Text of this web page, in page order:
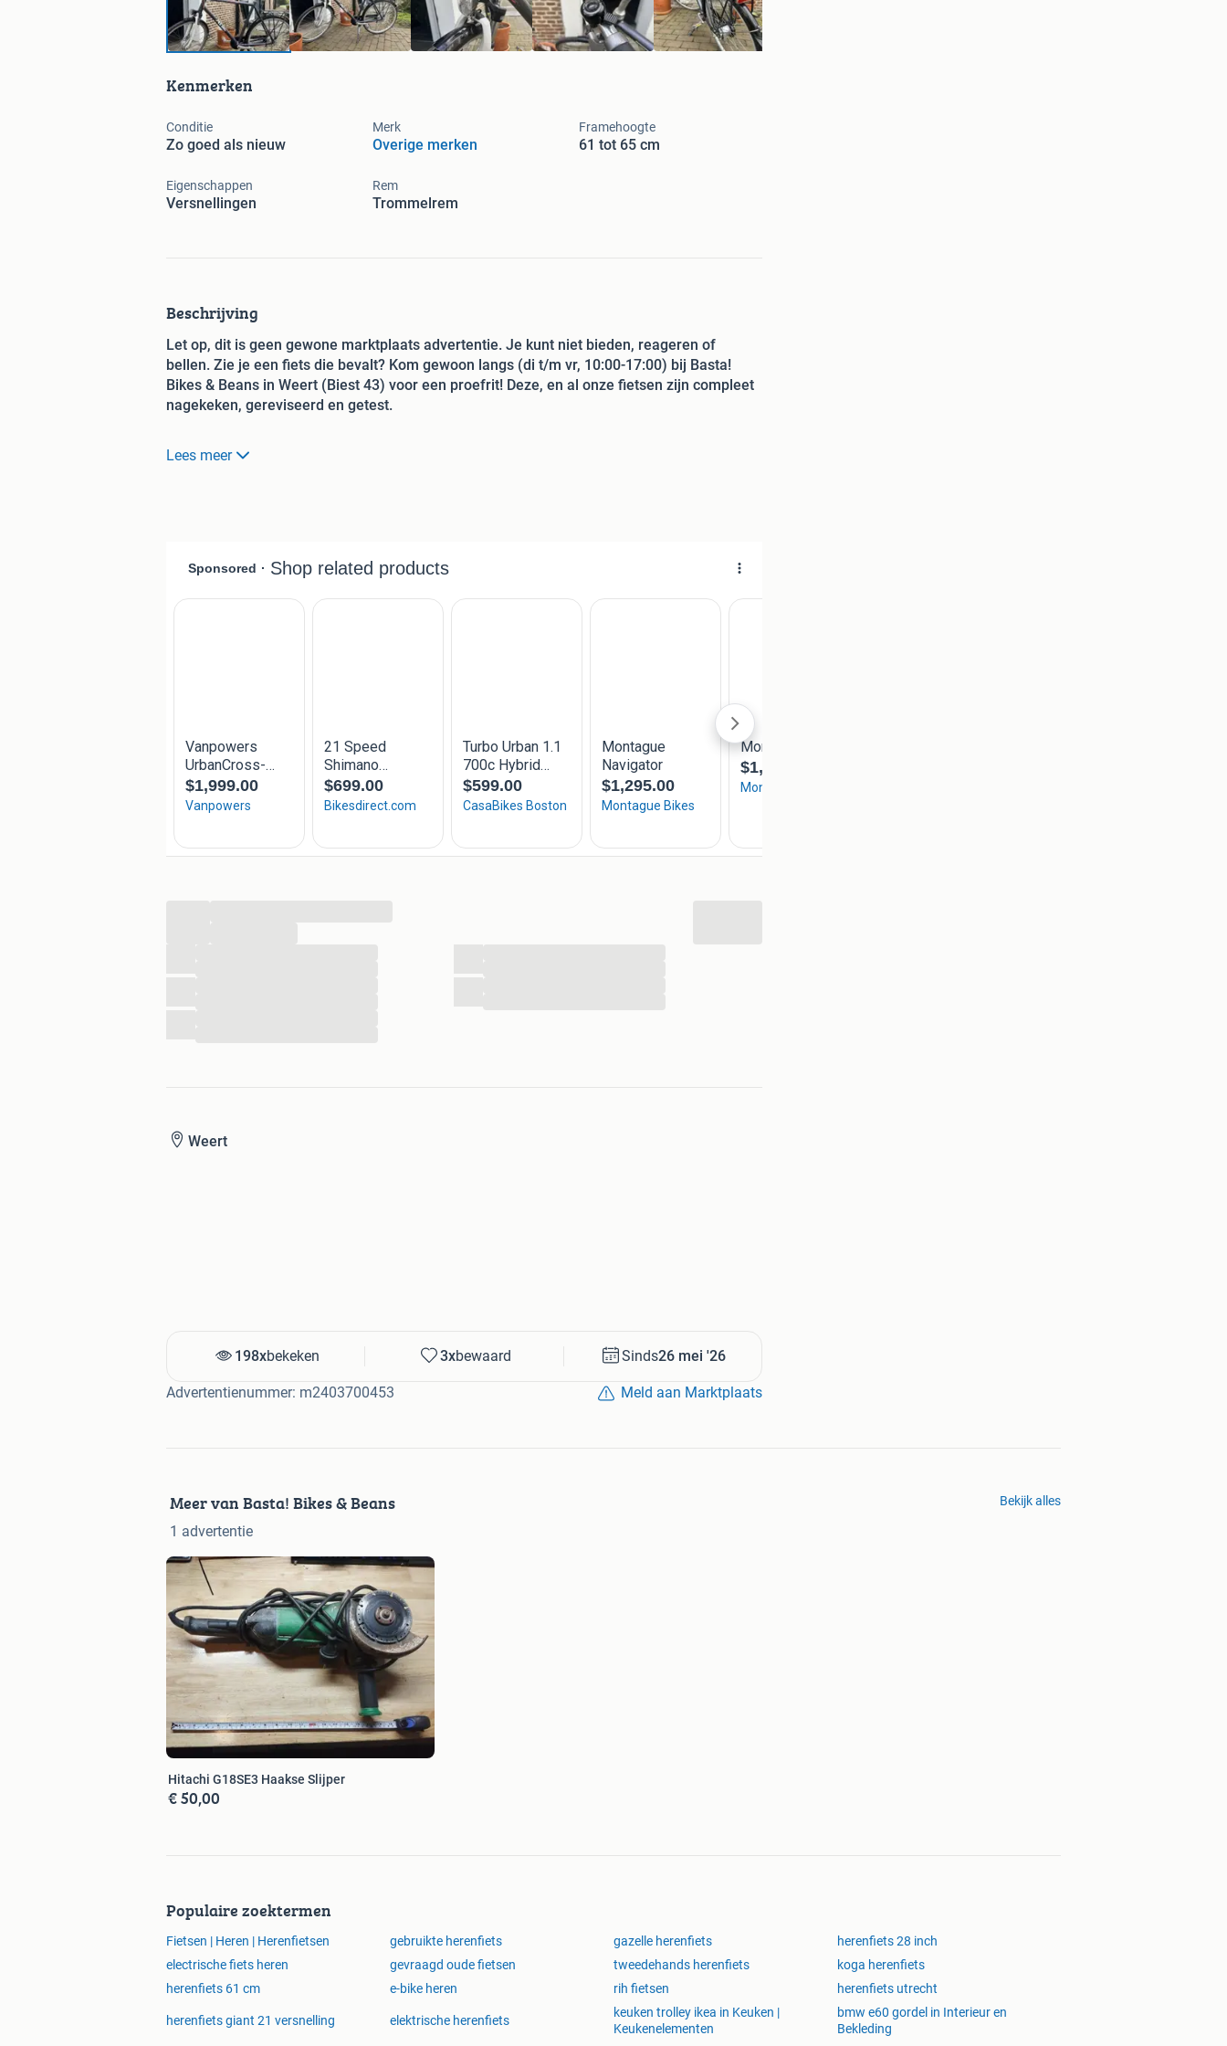
Kenmerken
Conditie
Zo goed als nieuw
Merk
Overige merken
Framehoogte
61 tot 65 cm
Eigenschappen
Versnellingen
Rem
Trommelrem
Beschrijving
Let op, dit is geen gewone marktplaats advertentie. Je kunt niet bieden, reageren of
bellen. Zie je een fiets die bevalt? Kom gewoon langs (di t/m vr, 10:00-17:00) bij Basta!
Bikes & Beans in Weert (Biest 43) voor een proefrit! Deze, en al onze fietsen zijn compleet
nagekeken, gereviseerd en getest.
Basta! Bikes & Beans is hét fietscafé in Weert waar ambacht, re-ïntegratie en gastvrijheid
centraal staan!
Trommelremmen Shimano
Interne naafversnelling Shimano Nexus 7 versnellingen
Wat krasjes, maar technisch perfect!
Prijs: €250
Lees meer
Weert
198xbekeken 3xbewaard Sinds26 mei '26
Advertentienummer: m2403700453 Meld aan Marktplaats
Meer van Basta! Bikes & Beans
1 advertentie
Bekijk alles
Hitachi G18SE3 Haakse Slijper
€ 50,00
Populaire zoektermen
Fietsen | Heren | Herenfietsen gebruikte herenfiets gazelle herenfiets
herenfiets 28 inch
electrische fiets heren
gevraagd oude fietsen tweedehands herenfiets
koga herenfiets
herenfiets 61 cm
e-bike heren rih fietsen herenfiets utrecht
herenfiets giant 21 versnelling elektrische herenfiets
keuken trolley ikea in Keuken |
Keukenelementen
bmw e60 gordel in Interieur en
Bekleding